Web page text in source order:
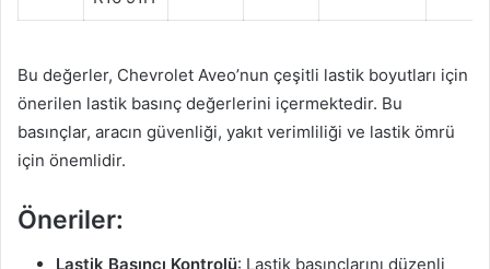
Bu değerler, Chevrolet Aveo’nun çeşitli lastik boyutları için
önerilen lastik basınç değerlerini içermektedir. Bu
basınçlar, aracın güvenliği, yakıt verimliliği ve lastik ömrü
için önemlidir.
Öneriler:
Lastik Basıncı Kontrolü: Lastik basınçlarını düzenli